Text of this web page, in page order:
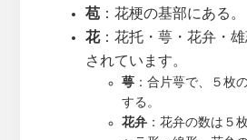
苞：花梗の基部にある。
花：花托・萼・花弁・
されています。
萼：合片萼で、５枚
する。
花弁：花弁の数は５